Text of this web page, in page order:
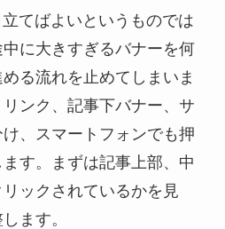
てばよいというものでは
に大きすぎるバナーを何
る流れを止めてしまいま
ンク、記事下バナー、サ
、スマートフォンでも押
す。まずは記事上部、中
ックされているかを見
ます。